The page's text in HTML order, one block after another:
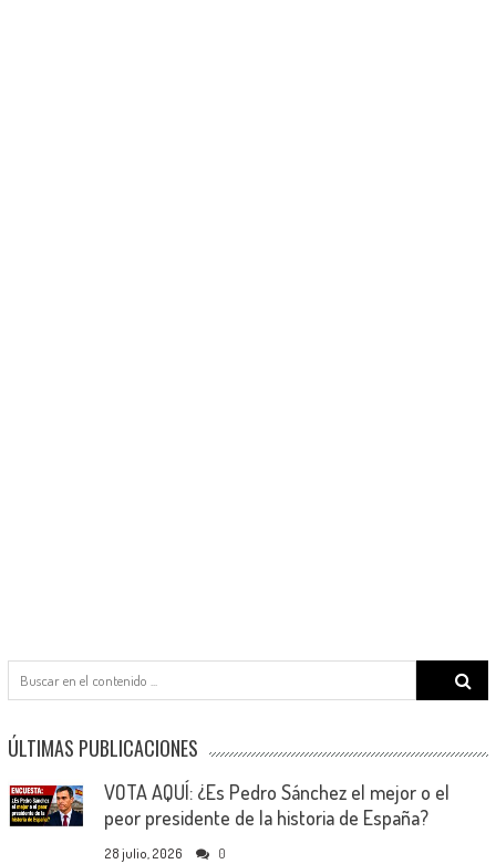
Search
for:
ÚLTIMAS PUBLICACIONES
VOTA AQUÍ: ¿Es Pedro Sánchez el mejor o el
peor presidente de la historia de España?
28 julio, 2026 0